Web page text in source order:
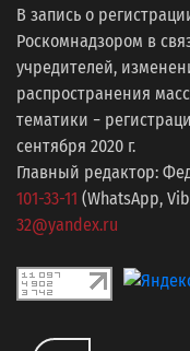
В запись о
Роскомнадзором в
учредителей,
распространения
тематики −
сентября 2020 г.
Главный редактор:
101-33-11 (WhatsApp,
32@yandex.ru